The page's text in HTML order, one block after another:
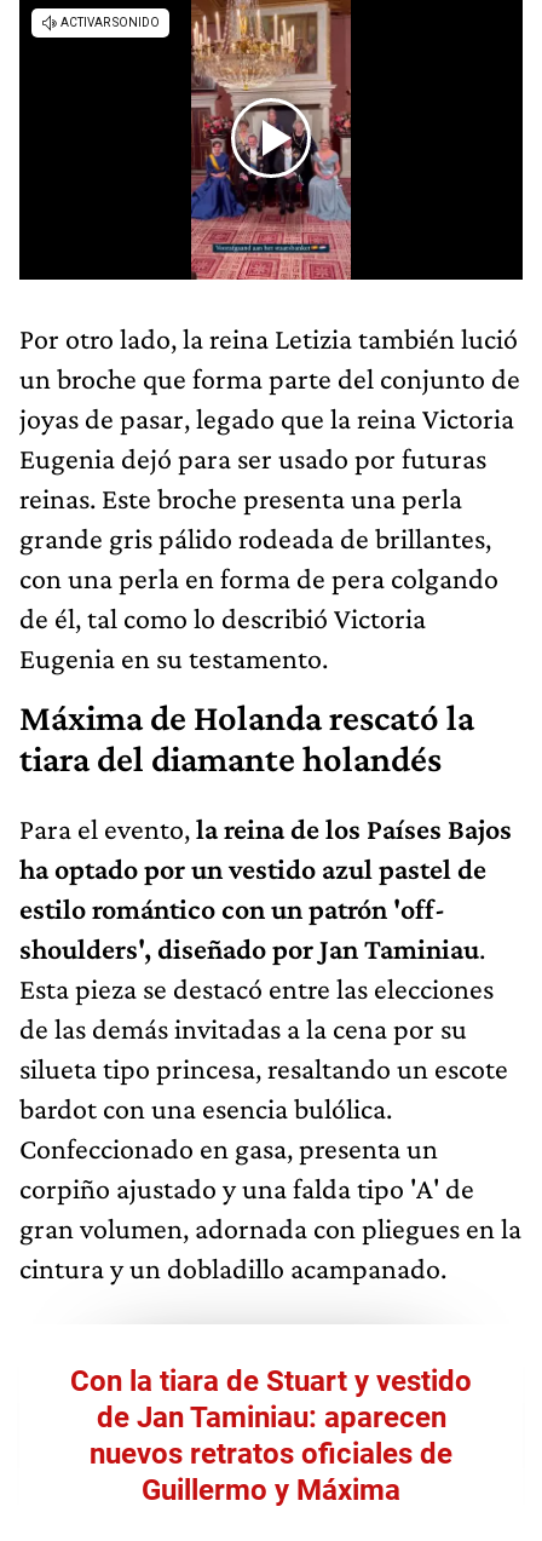
Por otro lado, la reina Letizia también lució
un broche que forma parte del conjunto de
joyas de pasar, legado que la reina Victoria
Eugenia dejó para ser usado por futuras
reinas. Este broche presenta una perla
grande gris pálido rodeada de brillantes,
con una perla en forma de pera colgando
de él, tal como lo describió Victoria
Eugenia en su testamento.
Máxima de Holanda rescató la
tiara del diamante holandés
Para el evento,la reina de los Países Bajos
ha optado por un vestido azul pastel de
estilo romántico con un patrón 'off-
shoulders', diseñado por Jan Taminiau.
Esta pieza se destacó entre las elecciones
de las demás invitadas a la cena por su
silueta tipo princesa, resaltando un escote
bardot con una esencia bulólica.
Confeccionado en gasa, presenta un
corpiño ajustado y una falda tipo 'A' de
gran volumen, adornada con pliegues en la
cintura y un dobladillo acampanado.
Con la tiara de Stuart y vestido
de Jan Taminiau: aparecen
nuevos retratos oficiales de
Guillermo y Máxima